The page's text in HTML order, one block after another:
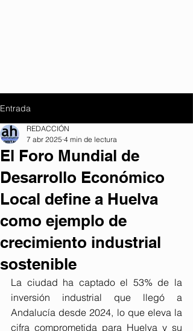
Entrada
El Foro Mundial de
Desarrollo Económico
Local define a Huelva
como ejemplo de
crecimiento industrial
sostenible
REDACCIÓN
7 abr 2025 4 min de lectura
La ciudad ha captado el 53% de la
inversión industrial que llegó a
Andalucía desde 2024, lo que eleva la
cifra comprometida para Huelva y su